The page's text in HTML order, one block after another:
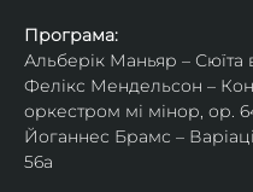
Програма:
Альберік Маньяр – Сюїта
Фелікс Мендельсон –
оркестром мі мінор, ор.
Йоганнес Брамс –
56a